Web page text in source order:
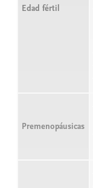
Edad fértil
Premenopáusicas